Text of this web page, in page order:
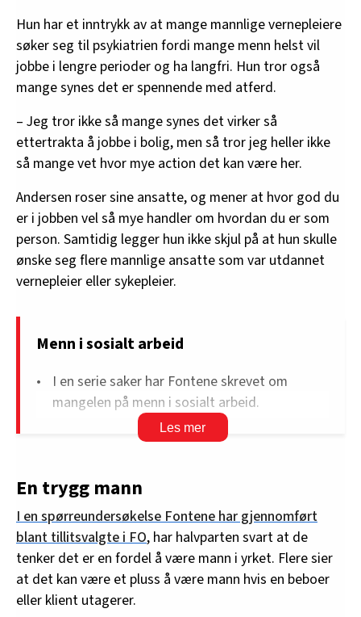
Hun har et inntrykk av at mange mannlige vernepleiere
søker seg til psykiatrien fordi mange menn helst vil
jobbe i lengre perioder og ha langfri. Hun tror også
mange synes det er spennende med atferd.
– Jeg tror ikke så mange synes det virker så
ettertrakta å jobbe i bolig, men så tror jeg heller ikke
så mange vet hvor mye action det kan være her.
Andersen roser sine ansatte, og mener at hvor god du
er i jobben vel så mye handler om hvordan du er som
person. Samtidig legger hun ikke skjul på at hun skulle
ønske seg flere mannlige ansatte som var utdannet
vernepleier eller sykepleier.
Menn i sosialt arbeid
I en serie saker har Fontene skrevet om
mangelen på menn i sosialt arbeid.
Mer enn 8 av 10 sosialarbeidere er kvinner.
Vi har forsøkt å finne ut hva det har å si for
arbeidsmiljøet og tjenestene som leveres at
det er langt flere kvinner enn menn på jobb.
Og hva skal egentlig til for å snu den trenden?
En trygg mann
I en spørreundersøkelse Fontene har gjennomført
blant tillitsvalgte i FO, har halvparten svart at de
tenker det er en fordel å være mann i yrket. Flere sier
at det kan være et pluss å være mann hvis en beboer
eller klient utagerer.